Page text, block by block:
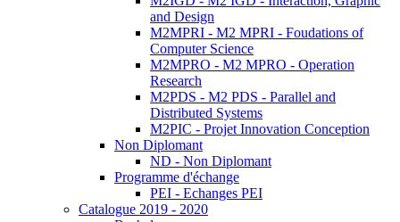
and Design
M2MPRI - M2 MPRI - Foudations of
Computer Science
M2MPRO - M2 MPRO - Operation
Research
M2PDS - M2 PDS - Parallel and
Distributed Systems
M2PIC - Projet Innovation Conception
Non Diplomant
ND - Non Diplomant
Programme d'échange
PEI - Echanges PEI
Catalogue 2019 - 2020